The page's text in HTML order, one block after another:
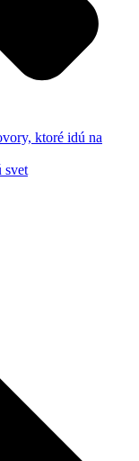
ktoré idú na
svet